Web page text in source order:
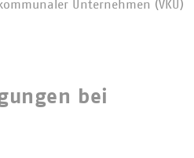
Unternehmen (VKU)
bei